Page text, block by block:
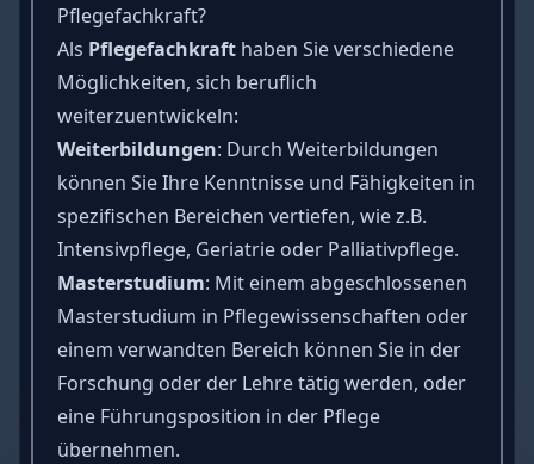
Pflegefachkraft?
Als Pflegefachkrafthaben Sie verschiedene
Möglichkeiten, sich beruflich
weiterzuentwickeln:
Weiterbildungen: Durch Weiterbildungen
können Sie Ihre Kenntnisse und Fähigkeiten in
spezifischen Bereichen vertiefen, wie z.B.
Intensivpflege, Geriatrie oder Palliativpflege.
Masterstudium: Mit einem abgeschlossenen
Masterstudium in Pflegewissenschaften oder
einem verwandten Bereich können Sie in der
Forschung oder der Lehre tätig werden, oder
eine Führungsposition in der Pflege
übernehmen.